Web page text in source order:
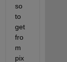
so
to
get
fro
m
pix